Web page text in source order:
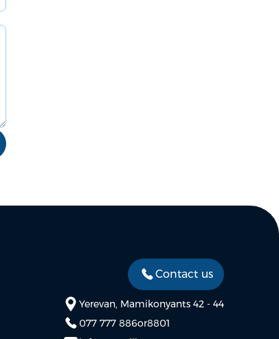
Contact us
Yerevan, Mamikonyants 42 - 44
077 777 886or8801